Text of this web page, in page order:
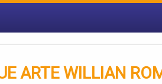
ARTE WILLIAN